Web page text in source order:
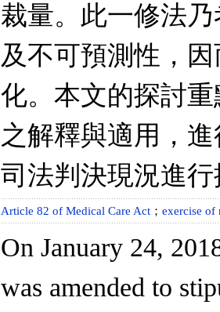
裁量。此一修法
及不可預測性，
化。本文的探討
之解釋與適用，
司法判決現況進
Article 82 of Medical Care Act ； exercise of
On January 24,
was amended to